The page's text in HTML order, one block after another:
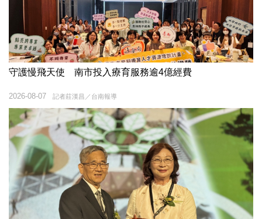
守護慢飛天使 南市投入療育服務逾4億經費
記者莊漢昌／台南報導
2026-08-07